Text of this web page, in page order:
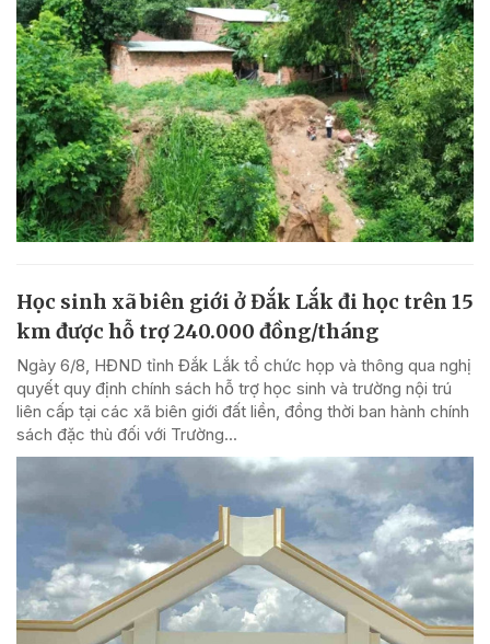
Học sinh xã biên giới ở Đắk Lắk đi học trên 15
km được hỗ trợ 240.000 đồng/tháng
Ngày 6/8, HĐND tỉnh Đắk Lắk tổ chức họp và thông qua nghị
quyết quy định chính sách hỗ trợ học sinh và trường nội trú
liên cấp tại các xã biên giới đất liền, đồng thời ban hành chính
sách đặc thù đối với Trường...